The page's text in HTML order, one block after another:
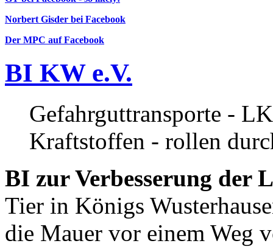
Norbert Gisder bei Facebook
Der MPC auf Facebook
BI KW e.V.
Gefahrguttransporte -
Kraftstoffen - rollen
BI zur Verbesserung der
Tier in Königs
die Mauer vor einem Weg